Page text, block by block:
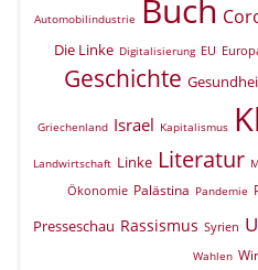
Automobilindustrie Buch
Die Linke Digitalisierung EU
Geschichte
Griechenland Israel Kapitalismus
Landwirtschaft Linke Literatur
Ökonomie Palästina Pandemie
Presseschau Rassismus Syrien
Wahlen